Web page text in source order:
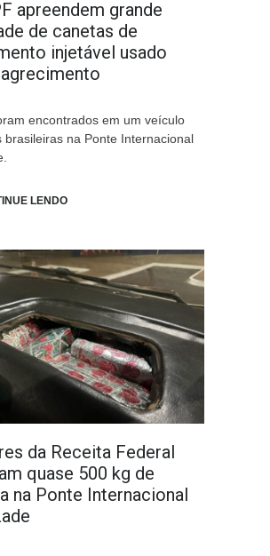
apreendem grande
de canetas de
injetável usado
encontrados em um veículo
brasileiras na Ponte Internacional
LENDO
da Receita Federal
quase 500 kg de
na Ponte Internacional